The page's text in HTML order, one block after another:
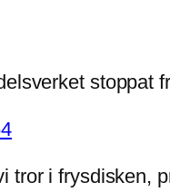
stoppat
tror i frysdisken,